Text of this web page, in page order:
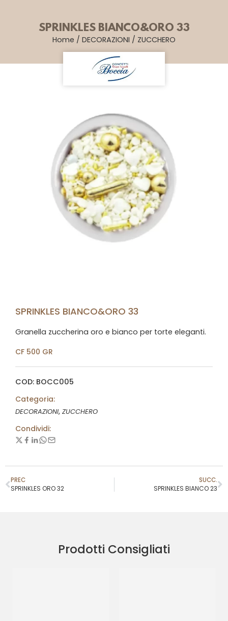
SPRINKLES BIANCO&ORO 33
Home / DECORAZIONI / ZUCCHERO
SPRINKLES BIANCO&ORO 33
Granella zuccherina oro e bianco per torte eleganti.
CF 500 GR
COD: BOCC005
Categoria:
DECORAZIONI, ZUCCHERO
Condividi:
PREC
SPRINKLES ORO 32
SUCC.
SPRINKLES BIANCO 23
Prodotti Consigliati